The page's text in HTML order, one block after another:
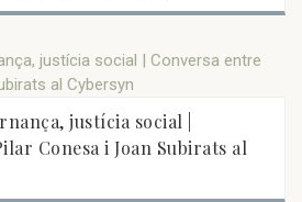
justícia social |
Conesa i Joan Subirats al